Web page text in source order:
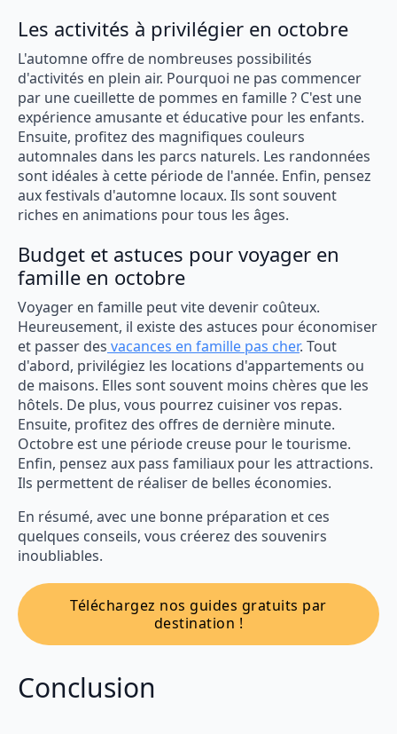
Les activités à privilégier en octobre
L'automne offre de nombreuses possibilités
d'activités en plein air. Pourquoi ne pas commencer
par une cueillette de pommes en famille ? C'est une
expérience amusante et éducative pour les enfants.
Ensuite, profitez des magnifiques couleurs
automnales dans les parcs naturels. Les randonnées
sont idéales à cette période de l'année. Enfin, pensez
aux festivals d'automne locaux. Ils sont souvent
riches en animations pour tous les âges.
Budget et astuces pour voyager en
famille en octobre
Voyager en famille peut vite devenir coûteux.
Heureusement, il existe des astuces pour économiser
et passer des vacances en famille pas cher. Tout
d'abord, privilégiez les locations d'appartements ou
de maisons. Elles sont souvent moins chères que les
hôtels. De plus, vous pourrez cuisiner vos repas.
Ensuite, profitez des offres de dernière minute.
Octobre est une période creuse pour le tourisme.
Enfin, pensez aux pass familiaux pour les attractions.
Ils permettent de réaliser de belles économies.
En résumé, avec une bonne préparation et ces
quelques conseils, vous créerez des souvenirs
inoubliables.
Téléchargez nos guides gratuits par
destination !
Conclusion